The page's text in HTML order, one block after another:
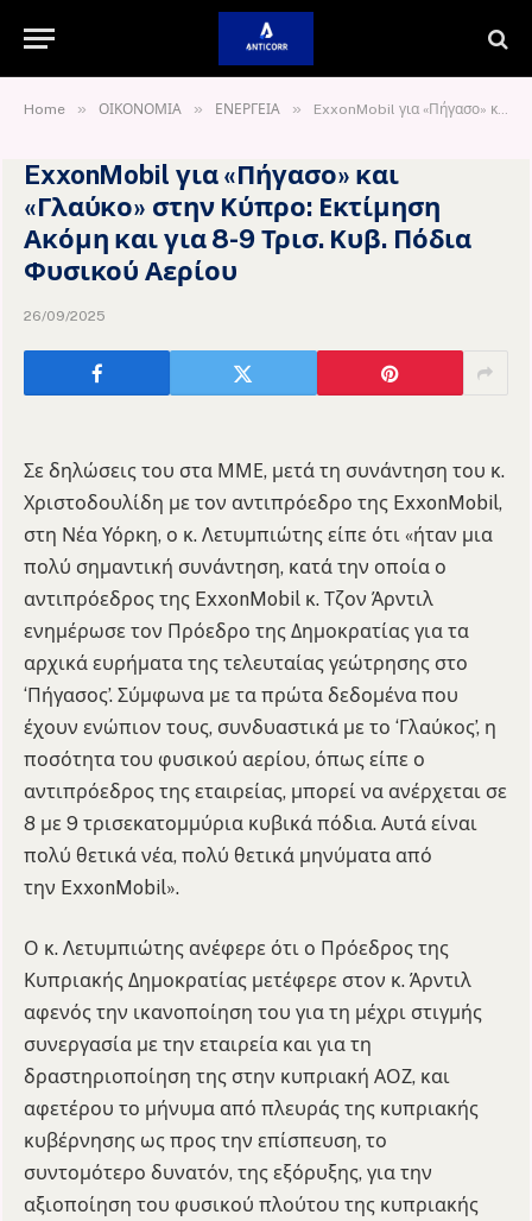
Home » ΟΙΚΟΝΟΜΙΑ » ΕΝΕΡΓΕΙΑ » ExxonMobil για «Πήγασο» και «Γλαύκο» στην Κύπρο: Εκτίμηση Ακόμη και για 8-9 Τρισ. Κυβ. Πόδια Φυσικού Αερίου
ExxonMobil για «Πήγασο» και
«Γλαύκο» στην Κύπρο: Εκτίμηση
Ακόμη και για 8-9 Τρισ. Κυβ. Πόδια
Φυσικού Αερίου
26/09/2025
Σε δηλώσεις του στα ΜΜΕ, μετά τη συνάντηση του κ.
Χριστοδουλίδη με τον αντιπρόεδρο της ExxonMobil,
στη Νέα Υόρκη, ο κ. Λετυμπιώτης είπε ότι «ήταν μια
πολύ σημαντική συνάντηση, κατά την οποία ο
αντιπρόεδρος της ExxonMobil κ. Τζον Άρντιλ
ενημέρωσε τον Πρόεδρο της Δημοκρατίας για τα
αρχικά ευρήματα της τελευταίας γεώτρησης στο
‘Πήγασος’. Σύμφωνα με τα πρώτα δεδομένα που
έχουν ενώπιον τους, συνδυαστικά με το ‘Γλαύκος’, η
ποσότητα του φυσικού αερίου, όπως είπε ο
αντιπρόεδρος της εταιρείας, μπορεί να ανέρχεται σε
8 με 9 τρισεκατομμύρια κυβικά πόδια. Αυτά είναι
πολύ θετικά νέα, πολύ θετικά μηνύματα από
την ExxonMobil».
Ο κ. Λετυμπιώτης ανέφερε ότι ο Πρόεδρος της
Κυπριακής Δημοκρατίας μετέφερε στον κ. Άρντιλ
αφενός την ικανοποίηση του για τη μέχρι στιγμής
συνεργασία με την εταιρεία και για τη
δραστηριοποίηση της στην κυπριακή ΑΟΖ, και
αφετέρου το μήνυμα από πλευράς της κυπριακής
κυβέρνησης ως προς την επίσπευση, το
συντομότερο δυνατόν, της εξόρυξης, για την
αξιοποίηση του φυσικού πλούτου της κυπριακής